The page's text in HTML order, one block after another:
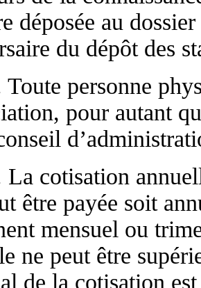
déposée au
du dépôt des
Toute personne
pour autant
La cotisation
être payée soit
mensuel ou
ne peut être
de la cotisation